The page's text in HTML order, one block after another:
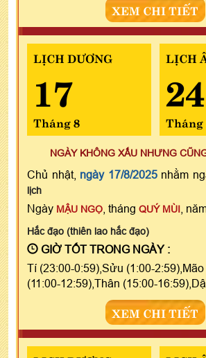
XEM CHI TIẾT
LỊCH DƯƠNG
17
Tháng 8
LỊCH
24
Tháng
NGÀY KHÔNG XẤU NHƯNG
Chủ nhật, ngày 17/8/2025nhằm
lịch
Ngày MẬU NGỌ , tháng QUÝ MÙI ,
Hắc đạo (thiên lao hắc đạo)
GIỜ TỐT TRONG NGÀY :
Tí (23:00-0:59),Sửu (1:00-
(11:00-12:59),Thân (15:00-
XEM CHI TIẾT